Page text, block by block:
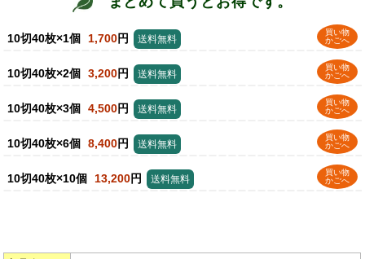
10切40枚×1個 1,700円
買い物
かごへ
送料無料
10切40枚×2個 3,200円
買い物
かごへ
送料無料
10切40枚×3個 4,500円
買い物
かごへ
送料無料
10切40枚×6個 8,400円
買い物
かごへ
送料無料
10切40枚×10個 13,200円
買い物
かごへ
送料無料